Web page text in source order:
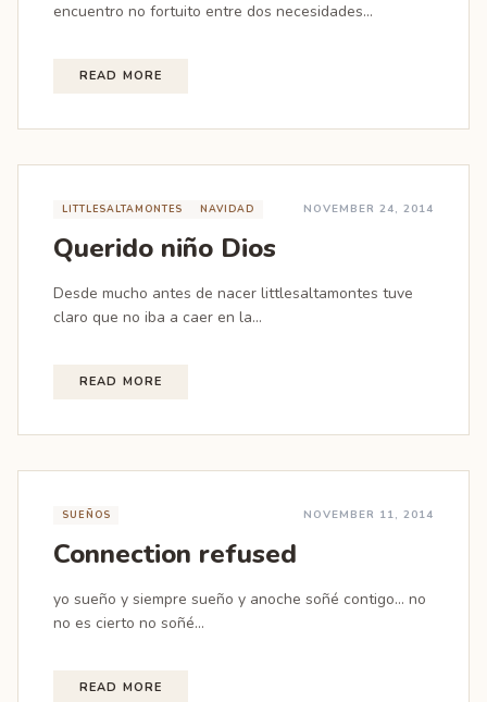
encuentro no fortuito entre dos necesidades...
READ MORE
LITTLESALTAMONTES NAVIDAD NOVEMBER 24, 2014
Querido niño Dios
Desde mucho antes de nacer littlesaltamontes tuve
claro que no iba a caer en la...
READ MORE
SUEÑOS NOVEMBER 11, 2014
Connection refused
yo sueño y siempre sueño y anoche soñé contigo... no
no es cierto no soñé...
READ MORE